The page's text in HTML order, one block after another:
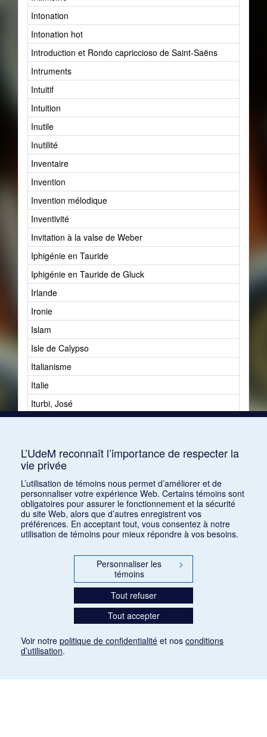
Intonation
Intonation hot
Introduction et Rondo capriccioso de Saint-Saëns
Intruments
Intuitif
Intuition
Inutile
Inutilité
Inventaire
Invention
Invention mélodique
Inventivité
Invitation à la valse de Weber
Iphigénie en Tauride
Iphigénie en Tauride de Gluck
Irlande
Ironie
Islam
Isle de Calypso
Italianisme
Italie
Iturbi, José
L’UdeM reconnaît l’importance de respecter la
vie privée
L’utilisation de témoins nous permet d’améliorer et de
personnaliser votre expérience Web. Certains témoins sont
obligatoires pour assurer le fonctionnement et la sécurité
du site Web, alors que d’autres enregistrent vos
préférences. En acceptant tout, vous consentez à notre
utilisation de témoins pour mieux répondre à vos besoins.
Personnaliser les
témoins
>
Tout refuser
Tout accepter
Voir notre politique de confidentialité et nos conditions
d’utilisation.